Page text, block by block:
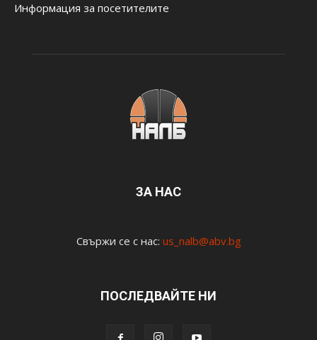
Информация за посетителите
ЗА НАС
Свържи се с нас: us_nalb@abv.bg
ПОСЛЕДВАЙТЕ НИ